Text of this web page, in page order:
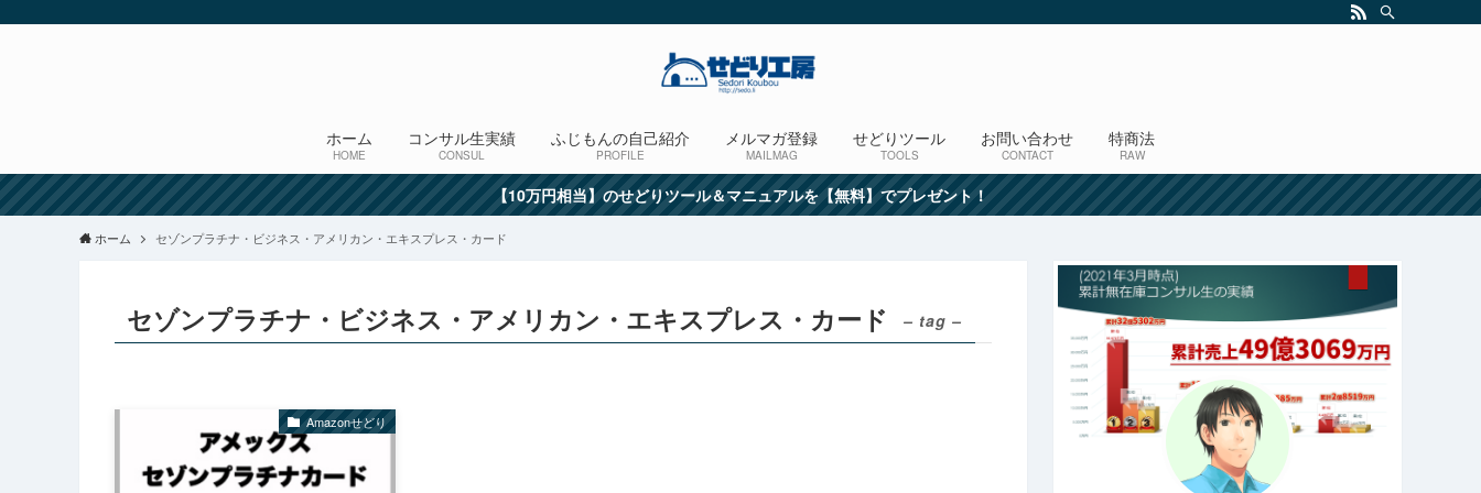
ホーム
HOME
コンサル生実績
CONSUL
ふじもんの自己紹介
PROFILE
メルマガ登録
MAILMAG
せどりツール
TOOLS
お問い合わせ
CONTACT
特商法
RAW
【10万円相当】のせどりツール＆マニュアルを【無料】でプレゼント！
ホーム セゾンプラチナ・ビジネス・アメリカン・エキスプレス・カード
セゾンプラチナ・ビジネス・アメリカン・エキスプレス・カード – tag –
Amazonせどり